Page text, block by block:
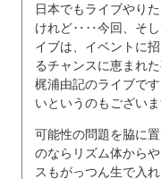
日本でもライブやり
けれど‥‥今回、そし
イブは、イベントに
るチャンスに恵まれ
梶浦由記のライブで
いというのもございま
可能性の問題を脇に
のならリズム体から
スもがっつん生で入